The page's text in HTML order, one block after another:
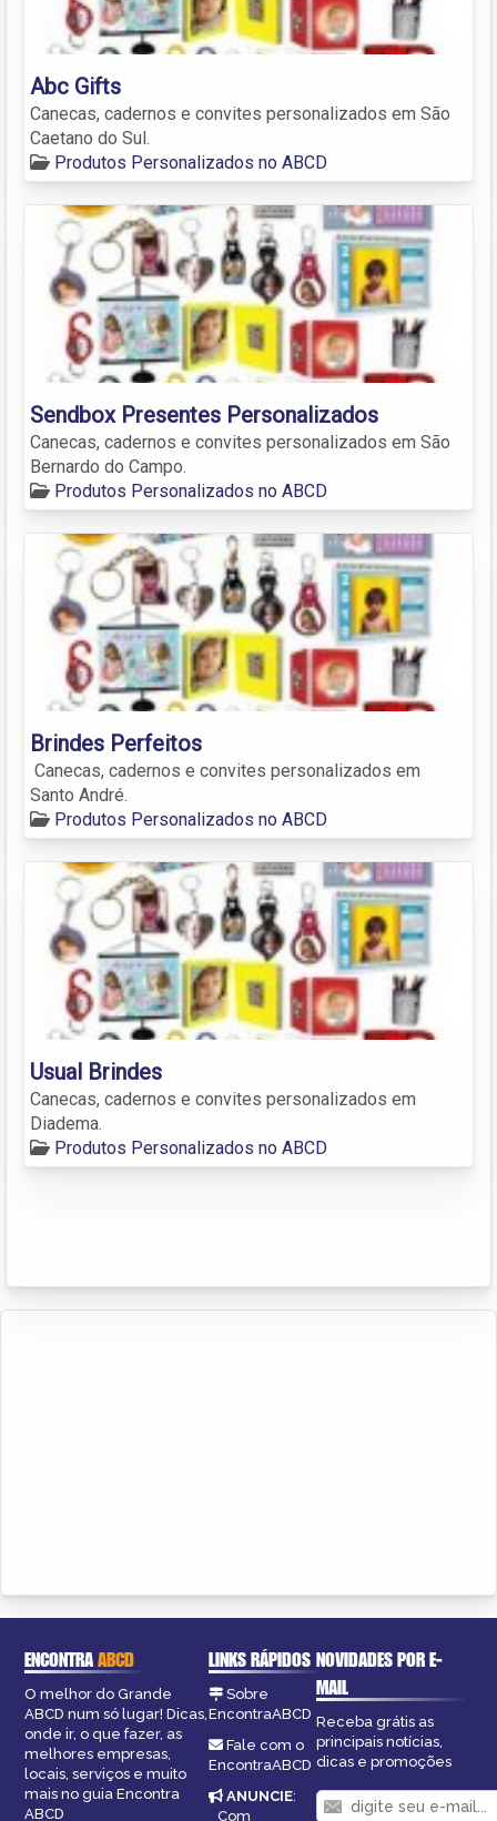
Abc Gifts
Canecas, cadernos e convites personalizados em São
Caetano do Sul.
Produtos Personalizados no ABCD
Sendbox Presentes Personalizados
Canecas, cadernos e convites personalizados em São
Bernardo do Campo.
Produtos Personalizados no ABCD
Brindes Perfeitos
Canecas, cadernos e convites personalizados em
Santo André.
Produtos Personalizados no ABCD
Usual Brindes
Canecas, cadernos e convites personalizados em
Diadema.
Produtos Personalizados no ABCD
ENCONTRAABCD
O melhor do Grande
ABCD num só lugar! Dicas,
onde ir, o que fazer, as
melhores empresas,
locais, serviços e muito
mais no guia Encontra
ABCD
LINKS RÁPIDOS
Sobre
EncontraABCD
Fale com o
EncontraABCD
ANUNCIE:
Com
NOVIDADES POR E-
MAIL
Receba grátis as
principais notícias,
dicas e promoções